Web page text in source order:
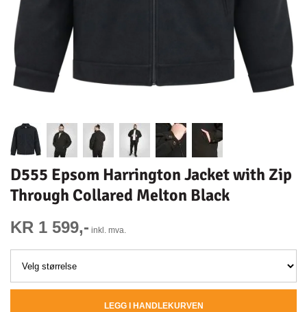
D555 Epsom Harrington Jacket with Zip
Through Collared Melton Black
KR 1 599,- inkl. mva.
LEGG I HANDLEKURVEN